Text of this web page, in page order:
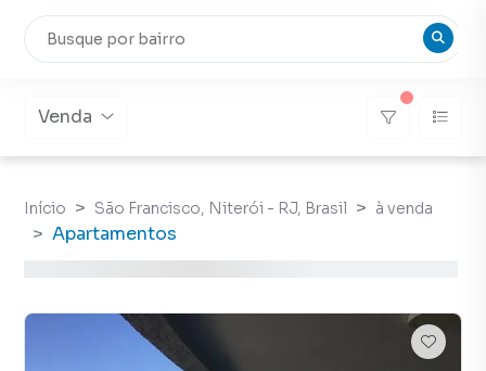
Venda
Início São Francisco, Niterói - RJ, Brasil à venda
Apartamentos